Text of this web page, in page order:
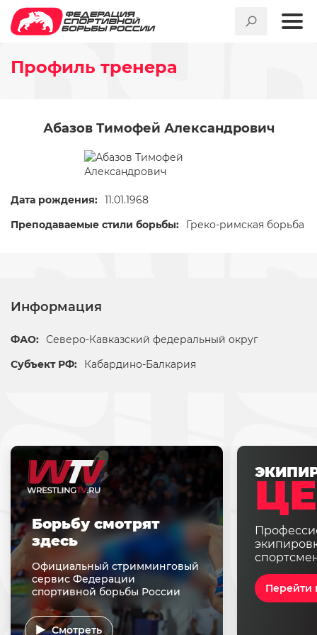
Профиль тренера
Абазов Тимофей Александрович
Дата рождения: 11.01.1968
Преподаваемые стили борьбы:
Греко-римская борьба
Информация
ФАО: Северо-Кавказский федеральный округ
Субъект РФ:
Кабардино-Балкария
Перейти
Борьбу смотрят
здесь
Официальный стримминговый
сервис Федерации
спортивной борьбы России
Смотреть